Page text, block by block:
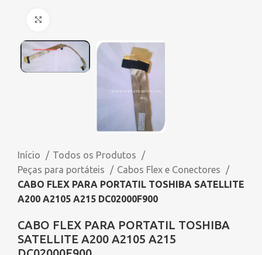
Início
Todos os Produtos
Peças para portáteis
Cabos Flex e Conectores
CABO FLEX PARA PORTATIL TOSHIBA SATELLITE
A200 A2105 A215 DC02000F900
CABO FLEX PARA PORTATIL TOSHIBA
SATELLITE A200 A2105 A215